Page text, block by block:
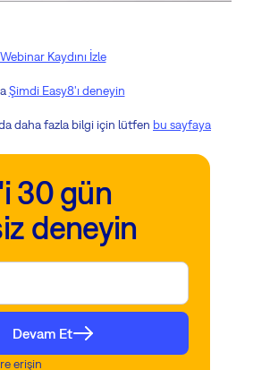
Webinar Kaydını İzle
Şimdi Easy8'ı deneyin
daha fazla bilgi için lütfen bu sayfaya
30 gün
deneyin
Devam Et
erişin